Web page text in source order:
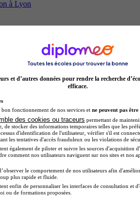
à Lyon
par alternance
en alternance
alternance
et d’autres données pour rendre la recherche
efficace.
bon fonctionnement de nos services et ne peuvent pas être
des cookies ou traceurs permettant de
de stocker des informations temporaires telles que les
d'identification de l'utilisateur, vérifier s'il est
les tentatives d'accès frauduleux ou les violations de
également de piloter et suivre les sources d'acquisition
comment nos utilisateurs naviguent sur nos sites et nos
le comportement de nos utilisateurs afin
plus rapide et fluide.
enfin de personnaliser les interfaces de consultation et
ou de formations proposées.